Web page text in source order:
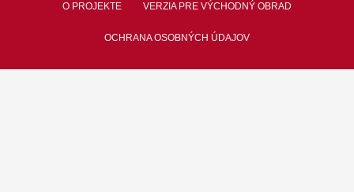
O PROJEKTE VERZIA PRE VÝCHODNÝ OBRAD
OCHRANA OSOBNÝCH ÚDAJOV